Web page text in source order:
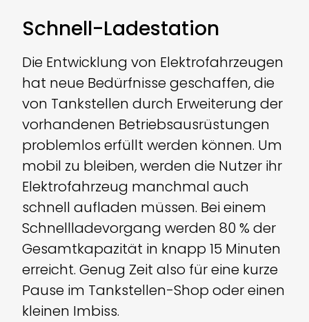
Schnell-Ladestation
Die Entwicklung von Elektrofahrzeugen
hat neue Bedürfnisse geschaffen, die
von Tankstellen durch Erweiterung der
vorhandenen Betriebsausrüstungen
problemlos erfüllt werden können. Um
mobil zu bleiben, werden die Nutzer ihr
Elektrofahrzeug manchmal auch
schnell aufladen müssen. Bei einem
Schnellladevorgang werden 80 % der
Gesamtkapazität in knapp 15 Minuten
erreicht. Genug Zeit also für eine kurze
Pause im Tankstellen-Shop oder einen
kleinen Imbiss.